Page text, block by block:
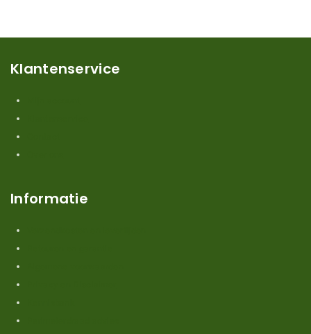
Klantenservice
Informatie